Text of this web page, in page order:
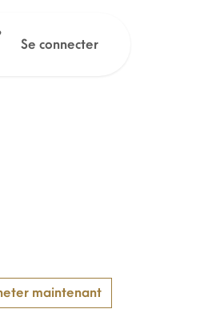
Se connecter
maintenant